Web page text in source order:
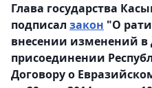
Глава государства
подписал закон "О
внесении изменений в
присоединении
Договору о